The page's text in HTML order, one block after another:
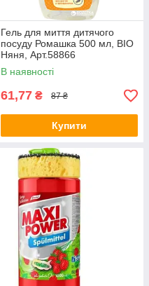
Гель для миття дитячого
посуду Ромашка 500 мл, BIO
Няня, Арт.58866
В наявності
61,77 ₴ 87 ₴
Купити